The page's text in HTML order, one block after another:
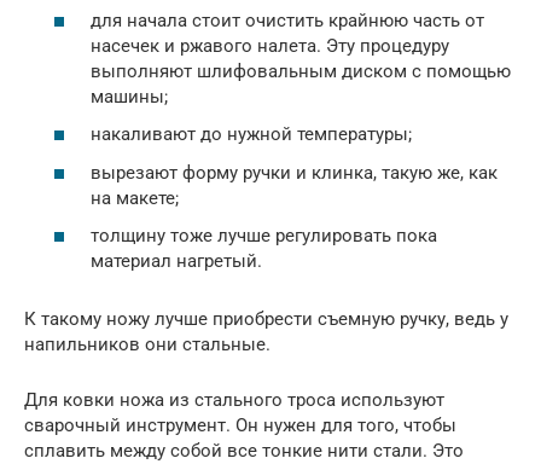
для начала стоит очистить крайнюю часть от
насечек и ржавого налета. Эту процедуру
выполняют шлифовальным диском с помощью
машины;
накаливают до нужной температуры;
вырезают форму ручки и клинка, такую же, как
на макете;
толщину тоже лучше регулировать пока
материал нагретый.
К такому ножу лучше приобрести съемную ручку, ведь у
напильников они стальные.
Для ковки ножа из стального троса используют
сварочный инструмент. Он нужен для того, чтобы
сплавить между собой все тонкие нити стали. Это